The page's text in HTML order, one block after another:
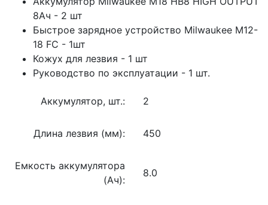
8Ач - 2 шт
Быстрое зарядное устройство Milwaukee M12-
18 FC - 1шт
Кожух для лезвия - 1 шт
Руководство по эксплуатации - 1 шт.
Аккумулятор, шт.: 2
Длина лезвия (мм): 450
Емкость аккумулятора
(Ач):
8.0